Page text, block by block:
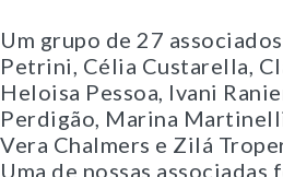
Um grupo de 27
Petrini, Célia Custarella,
Heloisa Pessoa, Ivani
Perdigão, Marina
Vera Chalmers e Zilá
Uma de nossas